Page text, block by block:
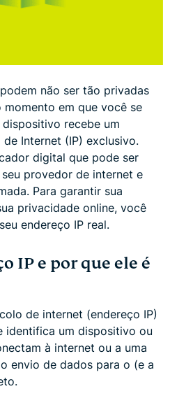
não ser tão privadas
em que você se
recebe um
Internet (IP) exclusivo.
digital que pode ser
provedor de internet e
Para garantir sua
privacidade online, você
endereço IP real.
IP e por que ele é
de internet (endereço IP)
identifica um dispositivo ou
à internet ou a uma
envio de dados para o (e a